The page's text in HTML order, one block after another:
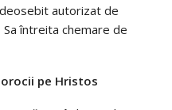
autorizat de
întreita chemare de
pe Hristos